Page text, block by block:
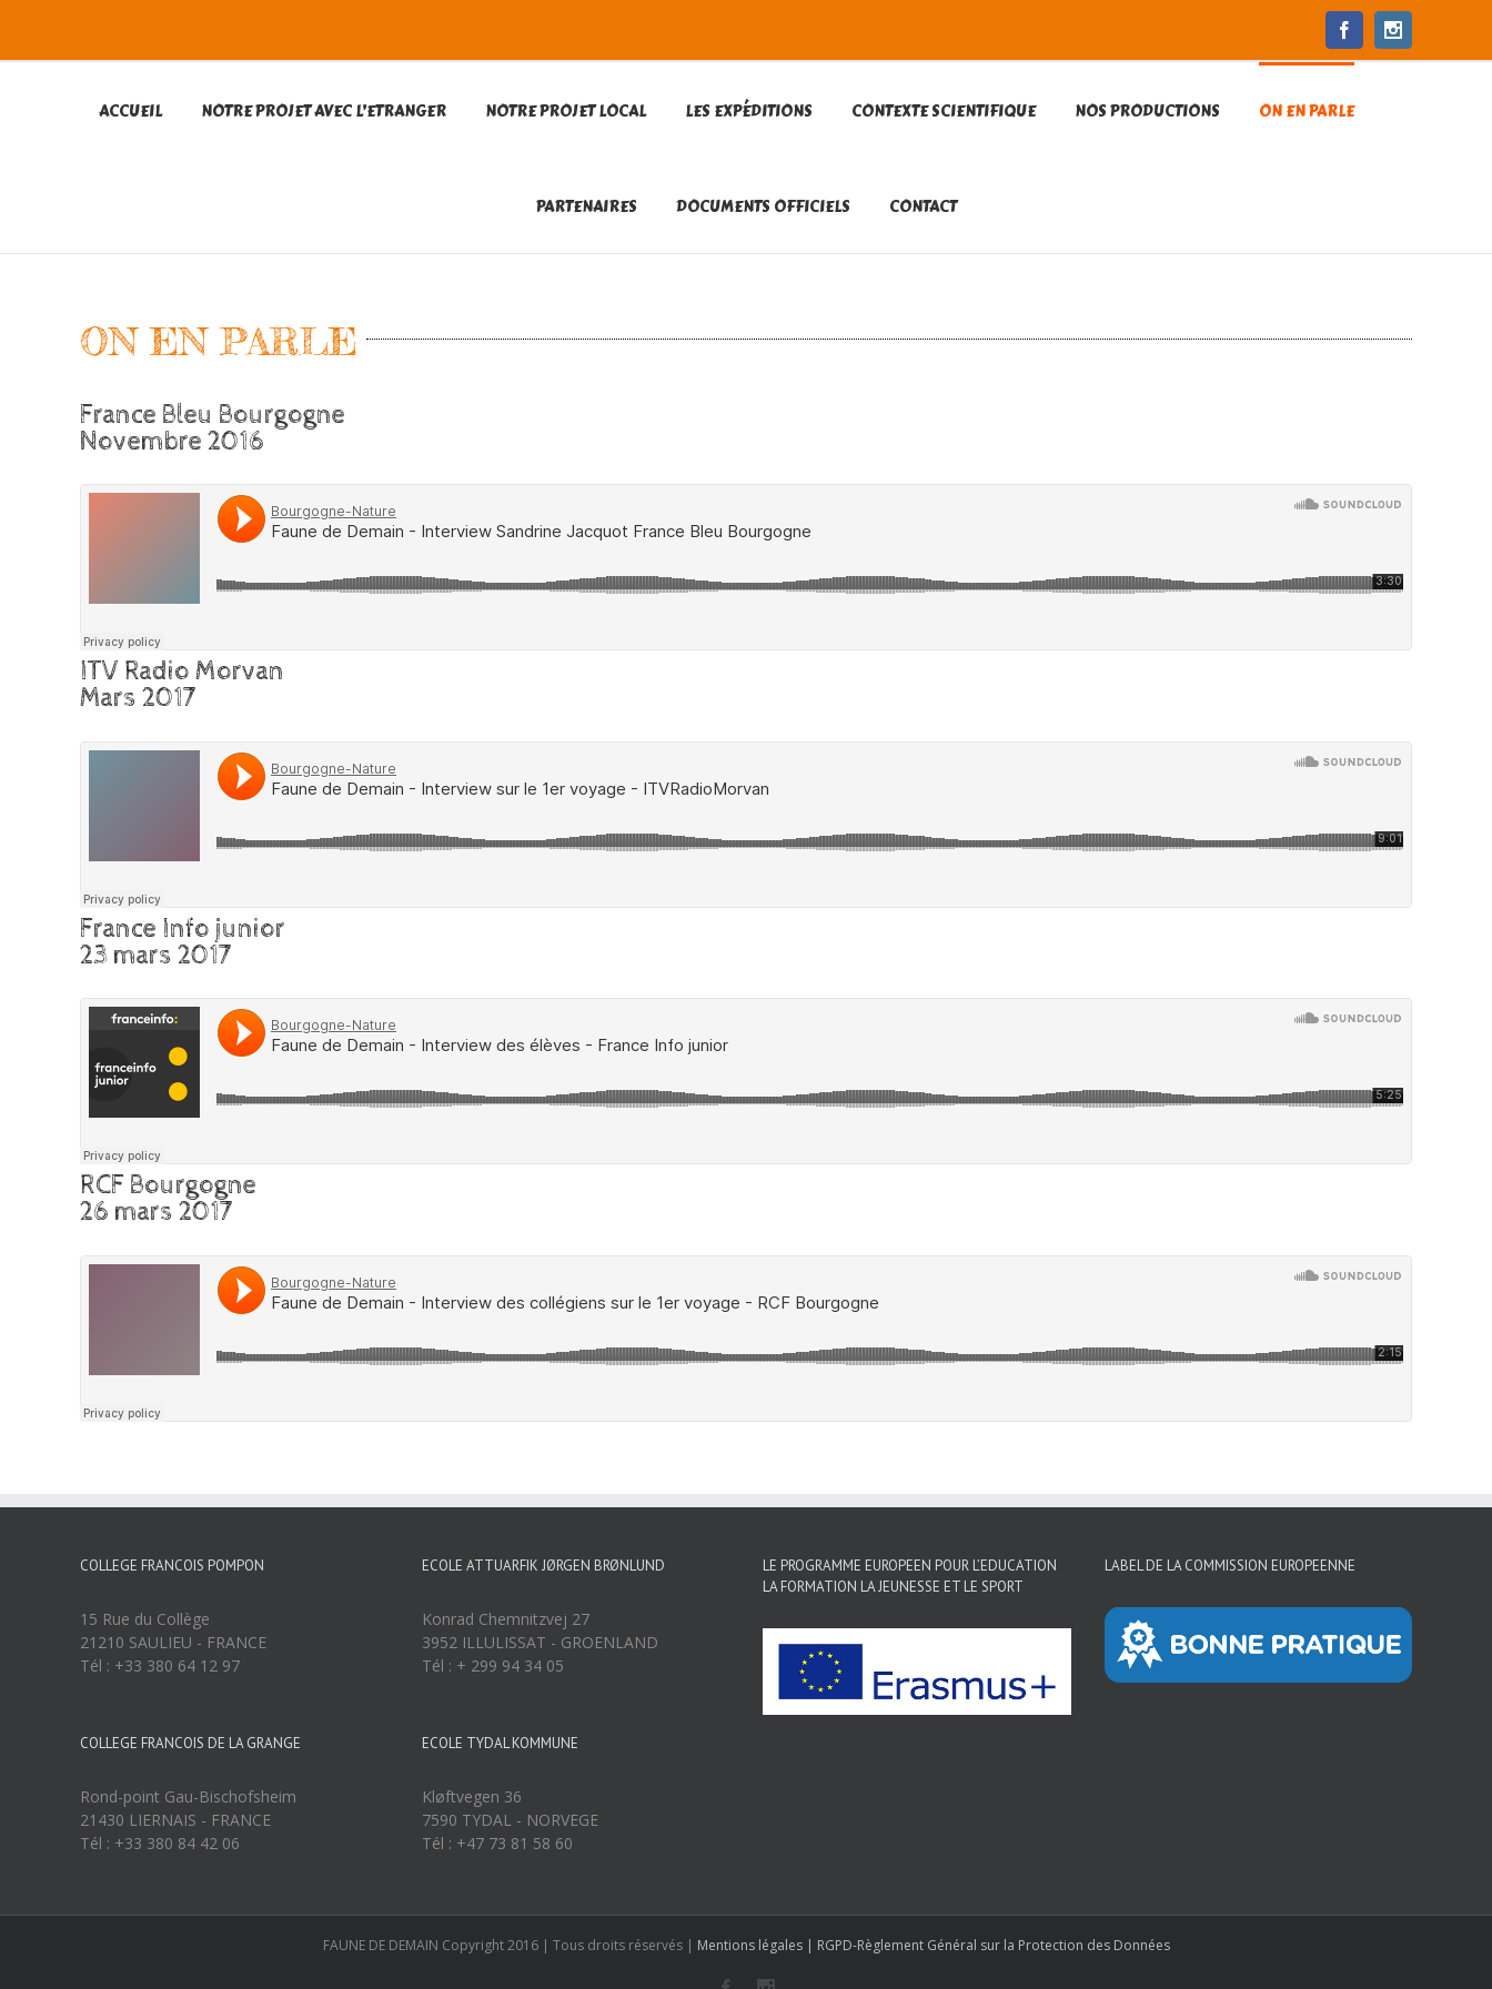
Facebook
ACCUEIL NOTRE PROJET AVEC L’ETRANGER NOTRE PROJET LOCAL LES EXPÉDITIONS CONTEXTE SCIENTIFIQUE NOS PRODUCTIONS ON EN PARLE
PARTENAIRES DOCUMENTS OFFICIELS CONTACT
ON EN PARLE
France Bleu Bourgogne
Novembre 2016
ITV Radio Morvan
Mars 2017
France Info junior
23 mars 2017
RCF Bourgogne
26 mars 2017
COLLEGE FRANCOIS POMPON
15 Rue du Collège
21210 SAULIEU - FRANCE
Tél : +33 380 64 12 97
COLLEGE FRANCOIS DE LA GRANGE
Rond-point Gau-Bischofsheim
21430 LIERNAIS - FRANCE
Tél : +33 380 84 42 06
ECOLE ATTUARFIK JØRGEN BRØNLUND
Konrad Chemnitzvej 27
3952 ILLULISSAT - GROENLAND
Tél : + 299 94 34 05
ECOLE TYDAL KOMMUNE
Kløftvegen 36
7590 TYDAL - NORVEGE
Tél : +47 73 81 58 60
LE PROGRAMME EUROPEEN POUR L’EDUCATION
LA FORMATION LA JEUNESSE ET LE SPORT
LABEL DE LA COMMISSION EUROPEENNE
FAUNE DE DEMAIN Copyright 2016 | Tous droits réservés | Mentions légales | RGPD-Règlement Général sur la Protection des Données